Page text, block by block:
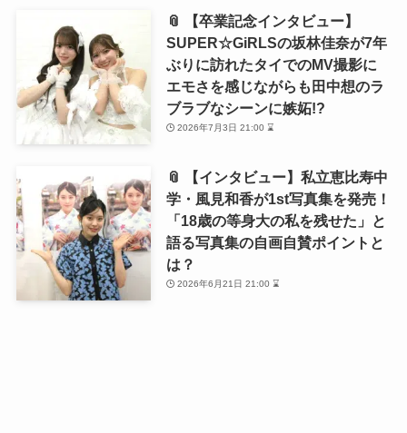
📎 【卒業記念インタビュー】
SUPER☆GiRLSの坂林佳奈が7年
ぶりに訪れたタイでのMV撮影に
エモさを感じながらも田中想のラ
ブラブなシーンに嫉妬!?
2026年7月3日 21:00 ⌛
📎 【インタビュー】私立恵比寿中
学・風見和香が1st写真集を発売！
「18歳の等身大の私を残せた」と
語る写真集の自画自賛ポイントと
は？
2026年6月21日 21:00 ⌛